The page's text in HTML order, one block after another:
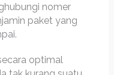
nomer
paket yang
optimal